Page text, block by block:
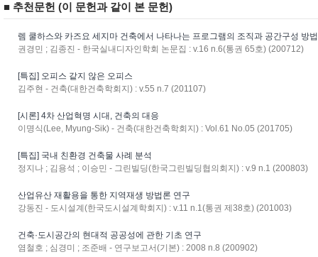
■ 추천문헌 (이 문헌과 같이 본 문헌)
렘 쿨하스와 카즈요 세지마 건축에서 나타나는 프로그램의 조직과 공간구성 방
권경민 ; 김종진 - 한국실내디자인학회 논문집 : v.16 n.6(통권 65호) (200712)
[특집] 오피스 같지 않은 오피스
김주현 - 건축(대한건축학회지) : v.55 n.7 (201107)
[시론] 4차 산업혁명 시대, 건축의 대응
이명식(Lee, Myung-Sik) - 건축(대한건축학회지) : Vol.61 No.05 (201705)
[특집] 국내 친환경 건축물 사례 분석
정지나 ; 김용석 ; 이승민 - 그린빌딩(한국그린빌딩협의회지) : v.9 n.1 (200803)
산업유산 재활용을 통한 지역재생 방법론 연구
강동진 - 도시설계(한국도시설계학회지) : v.11 n.1(통권 제38호) (201003)
건축·도시공간의 현대적 공공성에 관한 기초 연구
염철호 ; 심경미 ; 조준배 - 연구보고서(기본) : 2008 n.8 (200902)